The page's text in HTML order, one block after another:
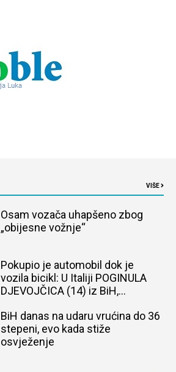
VIŠE
Osam vozača uhapšeno zbog
„obijesne vožnje“
Pokupio je automobil dok je
vozila bicikl: U Italiji POGINULA
DJEVOJČICA (14) iz BiH,
BiH danas na udaru vrućina do 36
stepeni, evo kada stiže
osvježenje